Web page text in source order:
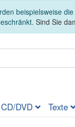
beispielsweise
Sind Sie
CD/DVD Texte